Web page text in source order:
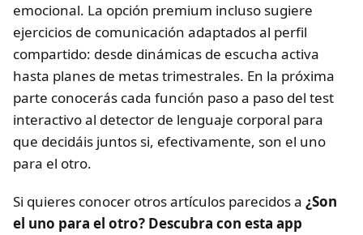
emocional. La opción premium incluso sugiere
ejercicios de comunicación adaptados al perfil
compartido: desde dinámicas de escucha activa
hasta planes de metas trimestrales. En la próxima
parte conocerás cada función paso a paso del test
interactivo al detector de lenguaje corporal para
que decidáis juntos si, efectivamente, son el uno
para el otro.
Si quieres conocer otros artículos parecidos a ¿Son
el uno para el otro? Descubra con esta app